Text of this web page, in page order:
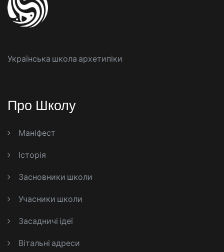
Українська школа архетипіки
Про Школу
Маніфест
Історія
Засновники школи
Учасники школи
Засадничі ідеї
Вітальні адреси